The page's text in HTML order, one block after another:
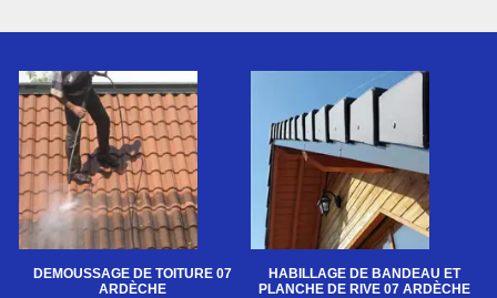
DEMOUSSAGE DE TOITURE 07
ARDÈCHE
HABILLAGE DE BANDEAU ET
PLANCHE DE RIVE 07 ARDÈCHE